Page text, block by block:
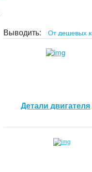
Выводить:
Детали двигателя